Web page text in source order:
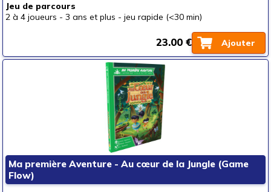
Jeu de parcours
2 à 4 joueurs - 3 ans et plus - jeu rapide (<30 min)
Ajouter
23.00 €
Ma première Aventure - Au cœur de la Jungle (Game
Flow)